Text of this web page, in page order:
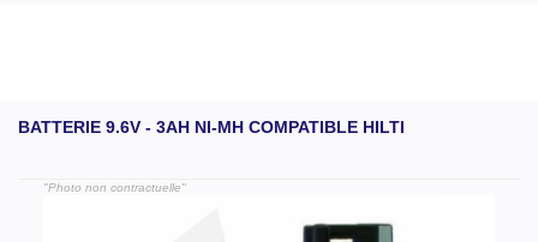
BATTERIE 9.6V - 3AH NI-MH COMPATIBLE HILTI
"Photo non contractuelle"